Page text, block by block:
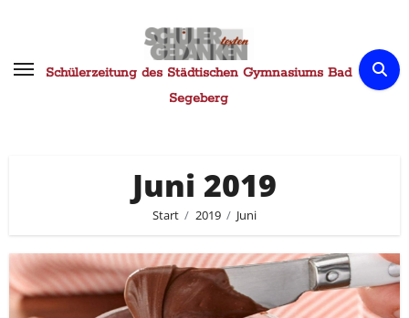
springenSchülerzeitung des Städtischen Gymnasiums Bad
Segeberg
Juni 2019
Start 2019 Juni